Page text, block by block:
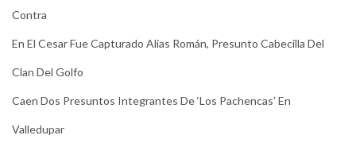
Contra
En El Cesar Fue Capturado Alias Román, Presunto Cabecilla Del
Clan Del Golfo
Caen Dos Presuntos Integrantes De ‘Los Pachencas’ En
Valledupar